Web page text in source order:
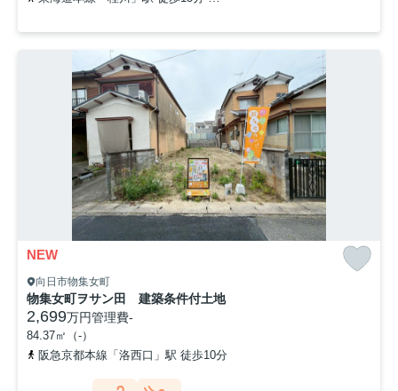
NEW
向日市物集女町
物集女町ヲサン田 建築条件付土地
2,699万円管理費-
84.37㎡（-）
阪急京都本線「洛西口」駅 徒歩10分